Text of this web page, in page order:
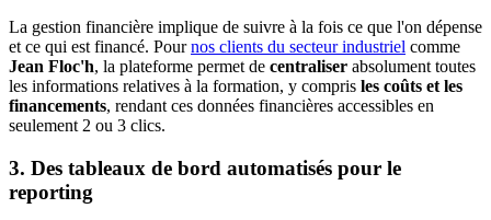
La gestion financière implique de suivre à la fois ce que l'on dépense
et ce qui est financé. Pournos clients du secteur industriel comme
Jean Floc'h, la plateforme permet de centraliser absolument toutes
les informations relatives à la formation, y compris les coûts et les
financements, rendant ces données financières accessibles en
seulement 2 ou 3 clics.
3. Des tableaux de bord automatisés pour le
reporting